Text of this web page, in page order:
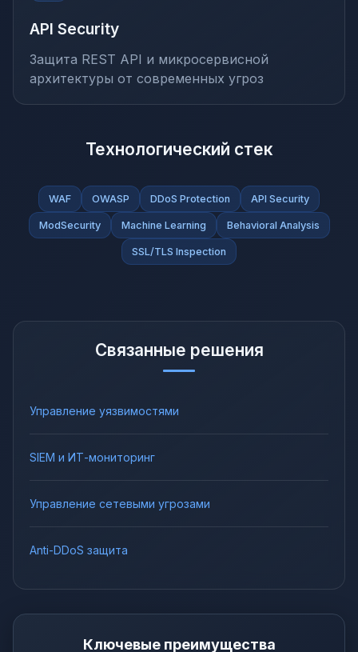
API Security
Защита REST API и микросервисной
архитектуры от современных угроз
Технологический стек
WAF OWASP DDoS Protection API Security
ModSecurity Machine Learning Behavioral Analysis
SSL/TLS Inspection
Связанные решения
Управление уязвимостями
SIEM и ИТ-мониторинг
Управление сетевыми угрозами
Anti-DDoS защита
Ключевые преимущества